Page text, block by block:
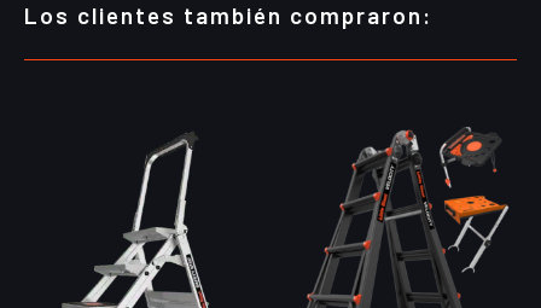
Los clientes también compraron: